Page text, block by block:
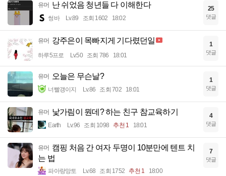
유머 난 쉬었음 청년들 다 이해한다
썽바 Lv.89 조회 1602 18:02
25
댓글
유머 강주은이 목빠지게 기다렸던일
하루5프로 Lv.50 조회 786 18:01
1
댓글
유머 오늘은 무슨날?
너빨갱이지 Lv.86 조회 702 18:01
1
댓글
유머 낯가림이 뭔데? 하는 친구 참교육하기
Earth Lv.96 조회 1098 추천 1 18:01
4
댓글
유머 캠핑 처음 간 여자 두명이 10분만에 텐트 치
는 법
파아랑망토 Lv.68 조회 1752 추천 1 18:00
7
댓글